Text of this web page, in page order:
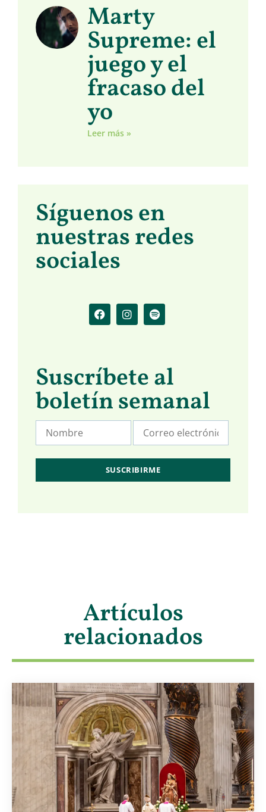
Marty
Supreme: el
juego y el
fracaso del
yo
Leer más »
Síguenos en
nuestras redes
sociales
Suscríbete al
boletín semanal
Artículos
relacionados